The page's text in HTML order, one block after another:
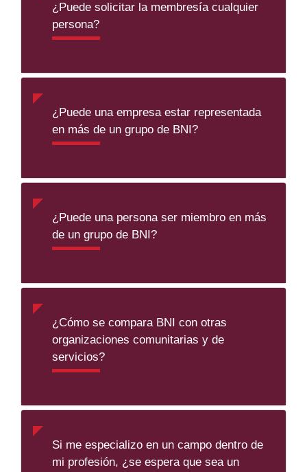
¿Puede solicitar la membresía cualquier
persona?
¿Puede una empresa estar representada
en más de un grupo de BNI?
¿Puede una persona ser miembro en más
de un grupo de BNI?
¿Cómo se compara BNI con otras
organizaciones comunitarias y de
servicios?
Si me especializo en un campo dentro de
mi profesión, ¿se espera que sea un